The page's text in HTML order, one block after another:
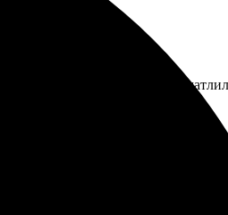
в срок. Качество